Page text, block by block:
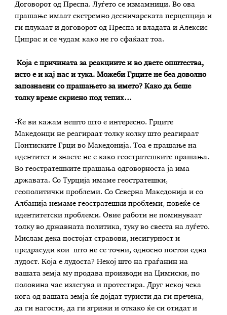
Договорот од Преспа. Луѓето се измамници. Во ова
прашање имаат екстремно десничарската перцепција и
ги плукаат и договорот од Преспа и владата и Алексис
Ципрас и се чудам како не го сфаќаат тоа.
Која е причината за реакциите и во двете општества,
исто е и кај нас и тука. Можеби Грците не беа доволно
запознаени со прашањето за името? Како да беше
толку време скриено под тепих…
-Ќе ви кажам нешто што е интересно. Грците
Македонци не реагираат толку колку што реагираат
Понтиските Грци во Македонија. Тоа е прашање на
идентитет и знаете не е како геостратешките прашања.
Во геостратешките прашања одговорноста ја има
државата. Со Турција имаме геостратешки,
геополитички проблеми. Со Северна Македонија и со
Албанија немаме геостратешки проблеми, повеќе се
идентитетски проблеми. Овие работи не поминуваат
толку во државната политика, туку во свеста на луѓето.
Мислам дека постојат стравови, несигурност и
предрасуди кои што не се точни, односно постои една
лудост. Која е лудоста? Некој што на граѓанин на
вашата земја му продава производи на Цимиски, по
половина час излегува и протестира. Друг некој чека
кога од вашата земја ќе дојдат туристи да ги пречека,
да ги нагости, да ги згрижи и откако ќе си отидат и